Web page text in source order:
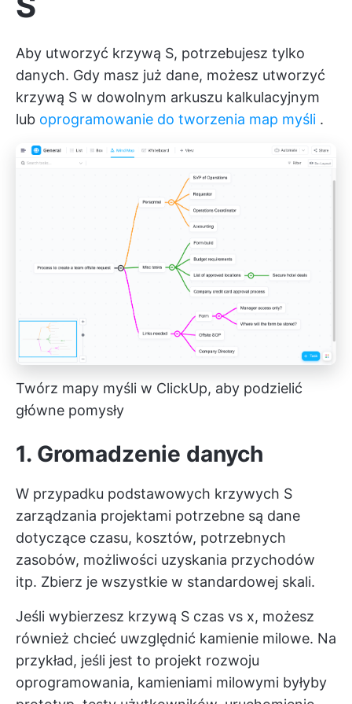
Aby utworzyć krzywą S, potrzebujesz tylko
danych. Gdy masz już dane, możesz utworzyć
krzywą S w dowolnym arkuszu kalkulacyjnym
lub oprogramowanie do tworzenia map myśli .
Twórz mapy myśli w ClickUp, aby podzielić
główne pomysły
1. Gromadzenie danych
W przypadku podstawowych krzywych S
zarządzania projektami potrzebne są dane
dotyczące czasu, kosztów, potrzebnych
zasobów, możliwości uzyskania przychodów
itp. Zbierz je wszystkie w standardowej skali.
Jeśli wybierzesz krzywą S czas vs x, możesz
również chcieć uwzględnić kamienie milowe. Na
przykład, jeśli jest to projekt rozwoju
oprogramowania, kamieniami milowymi byłyby